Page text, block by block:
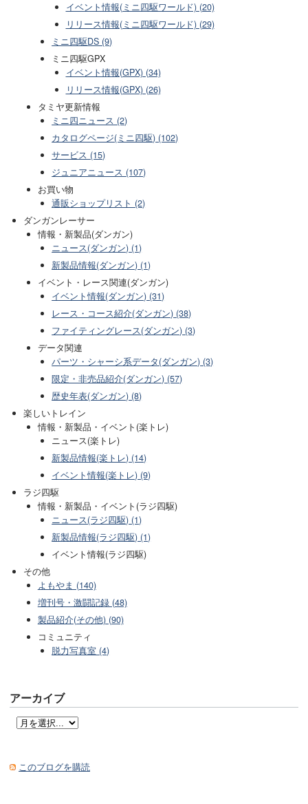
イベント情報(ミニ四駆ワールド) (20)
リリース情報(ミニ四駆ワールド) (29)
ミニ四駆DS (9)
ミニ四駆GPX
イベント情報(GPX) (34)
リリース情報(GPX) (26)
タミヤ更新情報
ミニ四ニュース (2)
カタログページ(ミニ四駆) (102)
サービス (15)
ジュニアニュース (107)
お買い物
通販ショップリスト (2)
ダンガンレーサー
情報・新製品(ダンガン)
ニュース(ダンガン) (1)
新製品情報(ダンガン) (1)
イベント・レース関連(ダンガン)
イベント情報(ダンガン) (31)
レース・コース紹介(ダンガン) (38)
ファイティングレース(ダンガン) (3)
データ関連
パーツ・シャーシ系データ(ダンガン) (3)
限定・非売品紹介(ダンガン) (57)
歴史年表(ダンガン) (8)
楽しいトレイン
情報・新製品・イベント(楽トレ)
ニュース(楽トレ)
新製品情報(楽トレ) (14)
イベント情報(楽トレ) (9)
ラジ四駆
情報・新製品・イベント(ラジ四駆)
ニュース(ラジ四駆) (1)
新製品情報(ラジ四駆) (1)
イベント情報(ラジ四駆)
その他
よもやま (140)
増刊号・激闘記録 (48)
製品紹介(その他) (90)
コミュニティ
脱力写真室 (4)
アーカイブ
このブログを購読